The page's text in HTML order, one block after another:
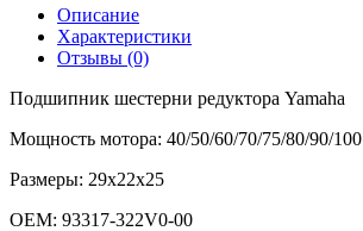
Описание
Характеристики
Отзывы (0)
Подшипник шестерни редуктора Yamaha
Мощность мотора: 40/50/60/70/75/80/90/100
Размеры: 29х22х25
OEM: 93317-322V0-00